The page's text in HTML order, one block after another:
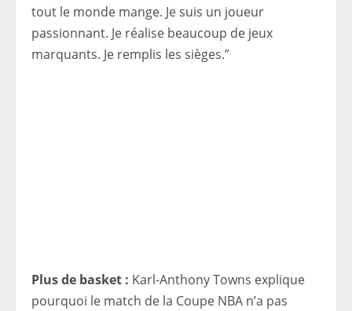
tout le monde mange. Je suis un joueur
passionnant. Je réalise beaucoup de jeux
marquants. Je remplis les sièges.”
Plus de basket : Karl-Anthony Towns explique
pourquoi le match de la Coupe NBA n’a pas